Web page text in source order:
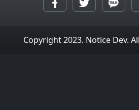
Copyright 2023. Notice Dev.